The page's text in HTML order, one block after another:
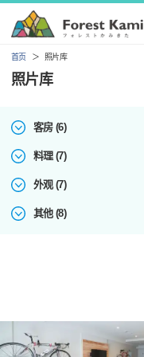
首页 照片库
照片库
客房 (6)
料理 (7)
外观 (7)
其他 (8)